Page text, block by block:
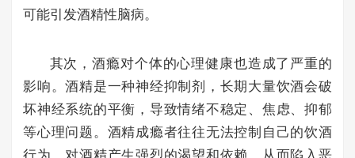
可能引发酒精性脑病。
其次，酒瘾对个体的心理健康也造成了严重的
影响。酒精是一种神经抑制剂，长期大量饮酒会破
坏神经系统的平衡，导致情绪不稳定、焦虑、抑郁
等心理问题。酒精成瘾者往往无法控制自己的饮酒